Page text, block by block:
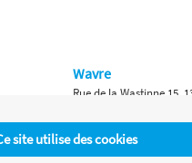
site utilise des cookies
Wavre
Rue de la Wastinne 15,
Waterloo
Chaussée de Bruxelles